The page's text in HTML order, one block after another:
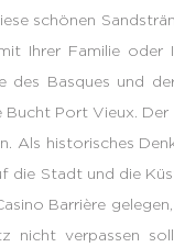
schönen
Ihrer Familie oder
des Basques und
Bucht Port Vieux.
Als historisches
die Stadt und die
Barrière
nicht verpassen